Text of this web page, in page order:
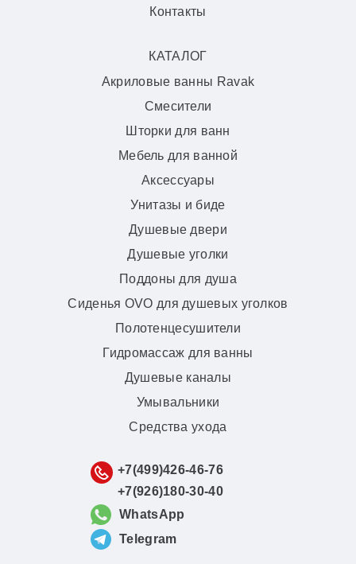
Контакты
КАТАЛОГ
Акриловые ванны Ravak
Смесители
Шторки для ванн
Мебель для ванной
Аксессуары
Унитазы и биде
Душевые двери
Душевые уголки
Поддоны для душа
Сиденья OVO для душевых уголков
Полотенцесушители
Гидромассаж для ванны
Душевые каналы
Умывальники
Средства ухода
+7(499)426-46-76
+7(926)180-30-40
WhatsApp
Telegram